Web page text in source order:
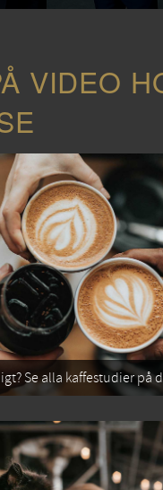
VIDEO
Se alla kaffestudier på